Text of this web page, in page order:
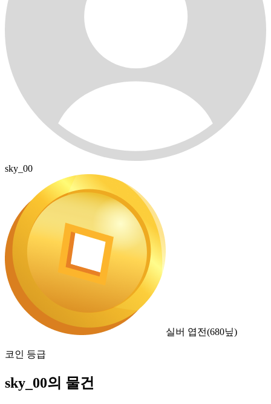
sky_00
실버 엽전(680닢)
코인 등급
sky_00의 물건